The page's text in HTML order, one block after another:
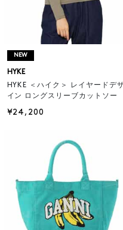
NEW
HYKE
HYKE ＜ハイク＞ レイヤードデザ
イン ロングスリーブカットソー
¥24,200